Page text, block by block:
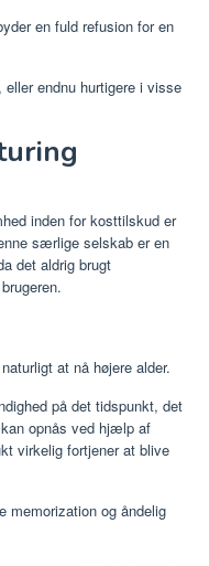
en fuld refusion for en
endnu hurtigere i visse
inden for kosttilskud er
særlige selskab er en
det aldrig brugt
at nå højere alder.
på det tidspunkt, det
opnås ved hjælp af
virkelig fortjener at blive
memorization og åndelig